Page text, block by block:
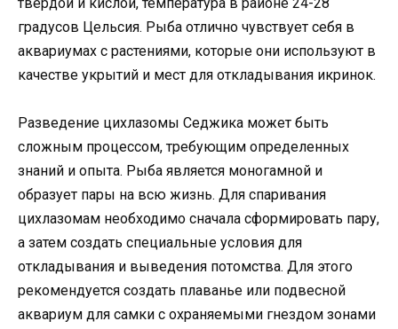
градусов Цельсия. Рыба отлично чувствует себя в
аквариумах с растениями, которые они используют в
качестве укрытий и мест для откладывания икринок.
Разведение цихлазомы Седжика может быть
сложным процессом, требующим определенных
знаний и опыта. Рыба является моногамной и
образует пары на всю жизнь. Для спаривания
цихлазомам необходимо сначала сформировать пару,
а затем создать специальные условия для
откладывания и выведения потомства. Для этого
рекомендуется создать плаванье или подвесной
аквариум для самки с охраняемыми гнездом зонами